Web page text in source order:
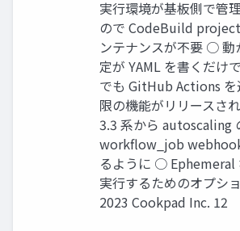
実行環境が基板側で管
ので CodeBuild
ンテナンスが不要 ○ 動
定が YAML を書くだけ
でも GitHub Actions
限の機能がリリースさ
3.3 系から autoscaling
workﬂow_job
るように ○ Ephemeral
実行するためのオプシ
2023 Cookpad Inc. 12